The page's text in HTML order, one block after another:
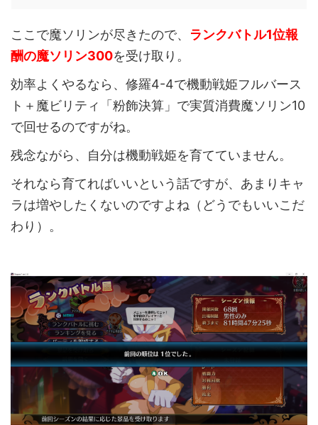
ここで魔ソリンが尽きたので、 ランクバトル1位報
酬の魔ソリン300を受け取り。
効率よくやるなら、修羅4-4で機動戦姫フルバース
ト＋魔ビリティ「粉飾決算」で実質消費魔ソリン10
で回せるのですがね。
残念ながら、自分は機動戦姫を育てていません。
それなら育てればいいという話ですが、あまりキャ
ラは増やしたくないのですよね（どうでもいいこだ
わり）。